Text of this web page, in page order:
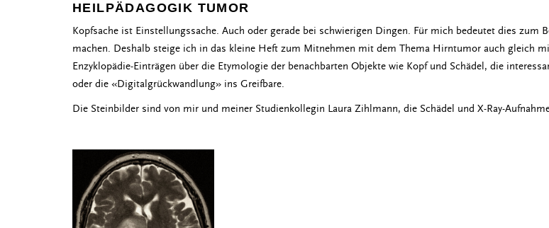
HEILPÄDAGOGIK TUMOR
Kopfsache ist Einstellungssache. Auch oder gerade bei schwierigen Dingen. Für mich bedeutet dies
machen. Deshalb steige ich in das kleine Heft zum Mitnehmen mit dem Thema Hirntumor auch gleich
Enzyklopädie-Einträgen über die Etymologie der benachbarten Objekte wie Kopf und Schädel, die
oder die «Digitalgrückwandlung» ins Greifbare.
Die Steinbilder sind von mir und meiner Studienkollegin Laura Zihlmann, die Schädel und X-Ray-